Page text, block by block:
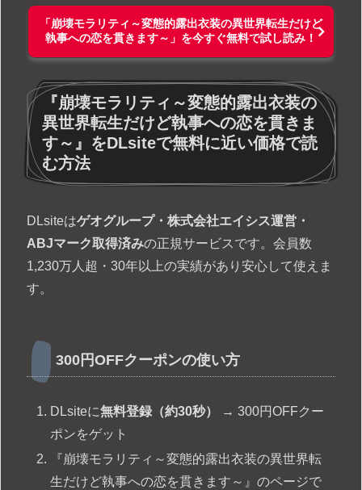
「崩壊モラリティ～変態的露出衣装の異世界転生だけど
執事への恋を貫きます～」を今すぐ無料で試し読み！
『崩壊モラリティ～変態的露出衣装の
異世界転生だけど執事への恋を貫きま
す～』をDLsiteで無料に近い価格で読
む方法
DLsiteはゲオグループ・株式会社エイシス運営・
ABJマーク取得済みの正規サービスです。会員数
1,230万人超・30年以上の実績があり安心して使えま
す。
300円OFFクーポンの使い方
DLsiteに無料登録（約30秒）
→ 300円OFFクー
ポンをゲット
『崩壊モラリティ～変態的露出衣装の異世界転
生だけど執事への恋を貫きます～』のページで